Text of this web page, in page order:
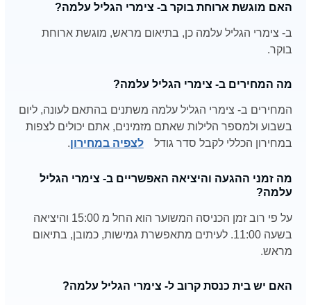
האם מוגשת ארוחת בוקר ב- צימרי הגליל עלמה?
ב- צימרי הגליל עלמה כן, בתיאום מראש, מוגשת ארוחת
בוקר.
מה המחירים ב- צימרי הגליל עלמה?
המחירים ב- צימרי הגליל עלמה משתנים בהתאם לעונה, ליום
בשבוע ולמספר הלילות שאתם מזמינים, אתם יכולים לצפות
במחירון הכללי לקבל סדר גודל
לצפיה במחירון.
מה זמני ההגעה והיציאה האפשריים ב- צימרי הגליל
עלמה?
על פי רוב זמן הכניסה המשוער הוא החל מ 15:00 והיציאה
בשעה 11:00. לעיתים מתאפשרת גמישות, כמובן, בתיאום
מראש.
האם יש בית כנסת קרוב ל- צימרי הגליל עלמה?